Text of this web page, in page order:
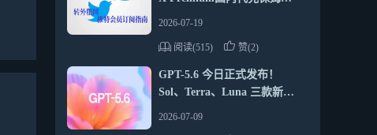
2026-07-19
阅读(515) 赞(2)
GPT-5.6 今日正式发布！
Sol、Terra、Luna 三款新模
2026-07-09